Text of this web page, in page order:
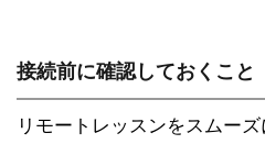
接続前に確認しておくこと
リモートレッスンをスムー